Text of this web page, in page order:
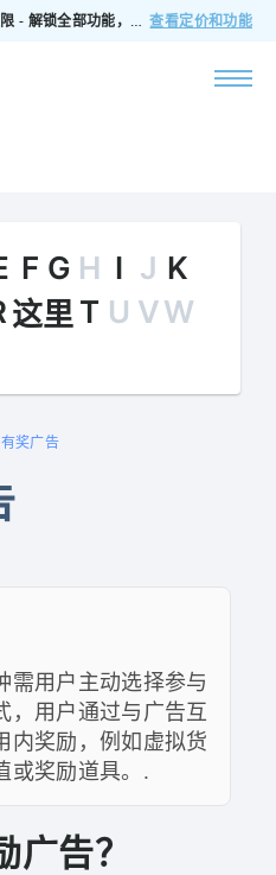
🔥$200/月畅享Tenjin完整访问权限 - 解锁全部功能，无隐藏费用，随时可取消 查看定价和功能
F G H I J K
这里 T U VW
有奖广告
需用户主动选择参与
，用户通过与广告互
内奖励，例如虚拟货
或奖励道具。.
广告？